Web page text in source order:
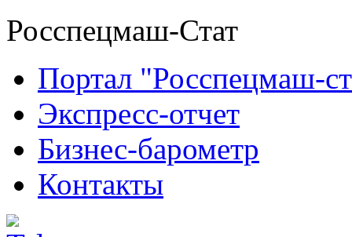
Росспецмаш-Стат
Портал "Росспецмаш-
Экспресс-отчет
Бизнес-барометр
Контакты